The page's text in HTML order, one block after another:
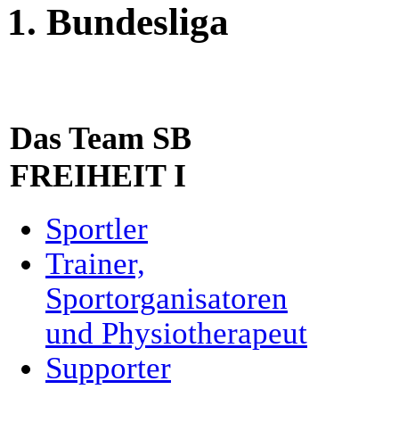
1. Bundesliga
Das Team SB
FREIHEIT I
Sportler
Trainer,
Sportorganisatoren
und Physiotherapeut
Supporter